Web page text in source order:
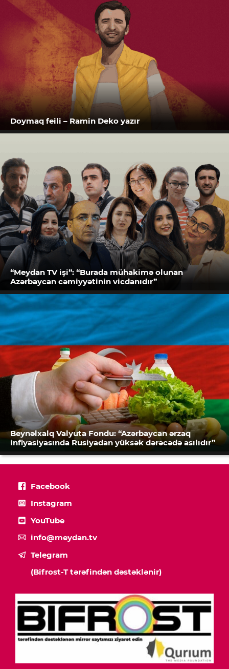
Doymaq feili – Ramin Deko yazır
“Meydan TV işi”: “Burada mühakimə olunan
Azərbaycan cəmiyyətinin vicdanıdır”
Beynəlxalq Valyuta Fondu: “Azərbaycan ərzaq
inflyasiyasında Rusiyadan yüksək dərəcədə asılıdır”
Facebook
Instagram
YouTube
info@meydan.tv
Telegram
(Bifrost-T tərəfindən dəstəklənir)